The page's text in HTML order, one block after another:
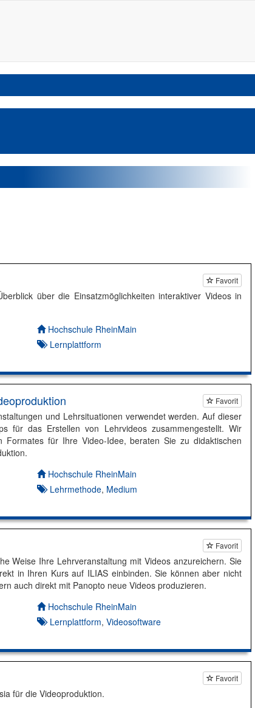
Favorit
über die Einsatzmöglichkeiten interaktiver Videos in
Autor*in:
Hochschule RheinMain
Lernplattform
Favorit
und Lehrsituationen verwendet werden. Auf dieser
für das Erstellen von Lehrvideos zusammengestellt. Wir
für Ihre Video-Idee, beraten Sie zu didaktischen
Autor*in:
Hochschule RheinMain
Lehrmethode, Medium
Favorit
Weise Ihre Lehrveranstaltung mit Videos anzureichern. Sie
in Ihren Kurs auf ILIAS einbinden. Sie können aber nicht
auch direkt mit Panopto neue Videos produzieren.
Autor*in:
Hochschule RheinMain
Lernplattform, Videosoftware
Favorit
für die Videoproduktion.